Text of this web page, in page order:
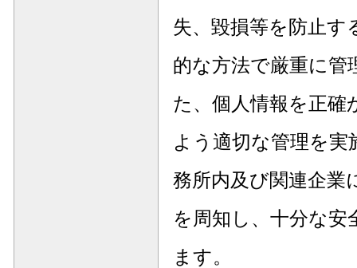
失、毀損等を防止す
的な方法で厳重に
た、個人情報を正確
よう適切な管理を
務所内及び関連企業
を周知し、十分な
ます。